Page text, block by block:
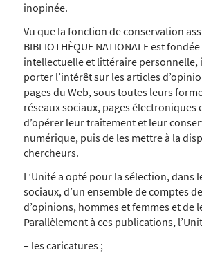
inopinée.
Vu que la fonction de conservation
BIBLIOTHÈQUE NATIONALE est
intellectuelle et littéraire personnelle,
porter l’intérêt sur les articles
pages du Web, sous toutes leurs
réseaux sociaux, pages électroniques
d’opérer leur traitement et leur
numérique, puis de les mettre à la
chercheurs.
L’Unité a opté pour la sélection, dans
sociaux, d’un ensemble de comptes
d’opinions, hommes et femmes et de
Parallèlement à ces publications,
– les caricatures ;